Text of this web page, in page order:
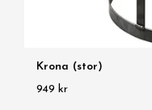
Krona (stor)
949 kr